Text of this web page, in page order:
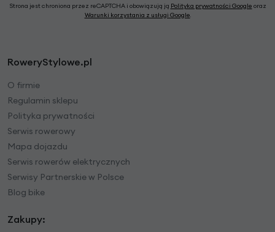
Strona jest chroniona przez reCAPTCHA i obowiązują ją Polityka prywatności Google oraz
Warunki korzystania z usługi Google.
RoweryStylowe.pl
O firmie
Regulamin sklepu
Polityka prywatności
Serwis rowerowy
Mapa dojazdu
Serwis rowerów elektrycznych
Serwisy Partnerskie w Polsce
Blog bike
Zakupy: